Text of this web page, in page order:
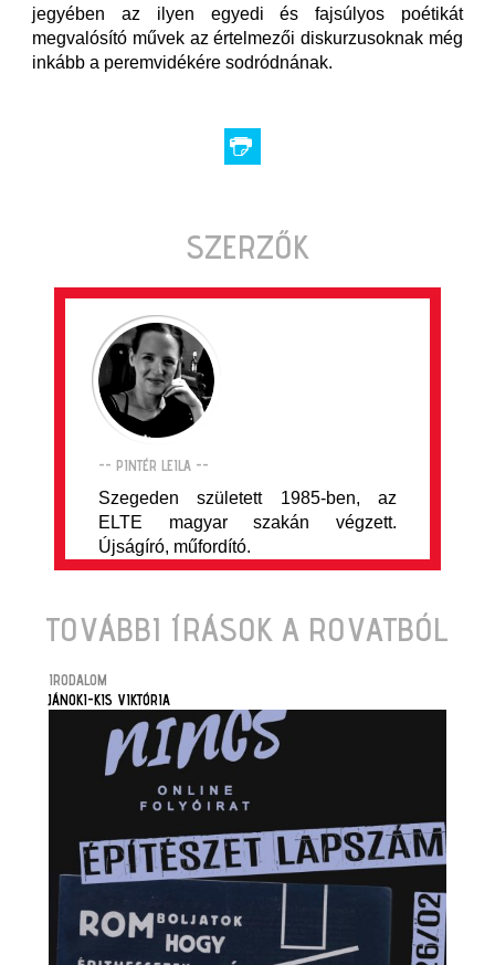
jegyében az ilyen egyedi és fajsúlyos poétikát
megvalósító művek az értelmezői diskurzusoknak még
inkább a peremvidékére sodródnának.
SZERZŐK
-- PINTÉR LEILA --
Szegeden született 1985-ben, az
ELTE magyar szakán végzett.
Újságíró, műfordító.
TOVÁBBI ÍRÁSOK A ROVATBÓL
IRODALOM
JÁNOKI-KIS VIKTÓRIA